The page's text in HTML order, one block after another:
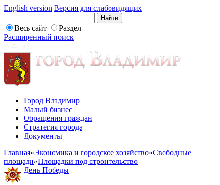
English version Версия для слабовидящих
Весь сайт
Раздел
Расширенный поиск
Город Владимир
Малый бизнес
Обращения граждан
Стратегия города
Документы
Главная»Экономика и городское хозяйство»Свободные
площади»Площадки под строительство
День Победы